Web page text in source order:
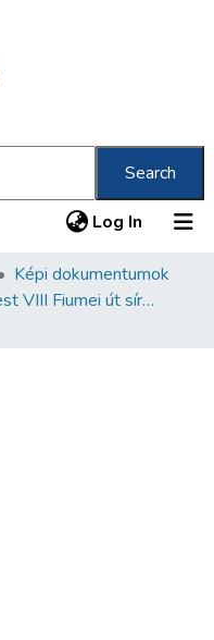
Search
Log In (current)
Képi dokumentumok
Budapest VIII Fiumei út sírkert 1. rész